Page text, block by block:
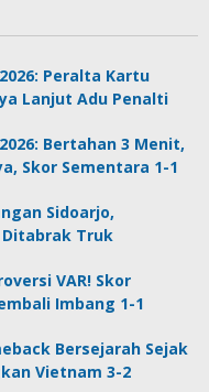
Peralta Kartu
Lanjut Adu Penalti
Bertahan 3 Menit,
Skor Sementara 1-1
Sidoarjo,
Ditabrak Truk
VAR! Skor
Imbang 1-1
Bersejarah Sejak
Vietnam 3-2